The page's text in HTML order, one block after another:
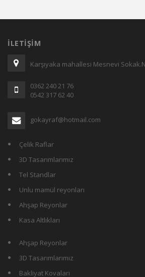
İLETIŞIM
Karşıyaka mahallesi Mesnevi
0362 240 21 76
0542 317 62 40
gokayraf@hotmail.com
Çelik Raflar
3D Tasarımlarımız
Tel Standlar
Unlu mamül reyonları
Ahşap Reyonlar
Kasa Altlıkları
Ahşap Reyonlar
3D Tasarımlarımız
Bakliyat Kovaları